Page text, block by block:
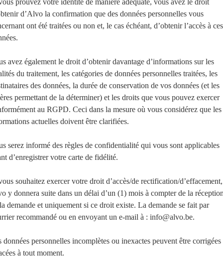
prouvez votre identité de manière adéquate, vous avez le droit
d’Alvo la confirmation que des données personnelles vous
ont été traitées ou non et, le cas échéant, d’obtenir l’accès à ces
avez également le droit d’obtenir davantage d’informations sur les
du traitement, les catégories de données personnelles traitées, les
des données, la durée de conservation de vos données (et les
permettant de la déterminer) et les droits que vous pouvez exercer
au RGPD. Ceci dans la mesure où vous considérez que les
actuelles doivent être clarifiées.
serez informé des règles de confidentialité qui vous sont applicables
d’enregistrer votre carte de fidélité.
souhaitez exercer votre droit d’accès/de rectification/d’effacement,
y donnera suite dans un délai d’un (1) mois à compter de la
demande et uniquement si ce droit existe. La demande se fait par
recommandé ou en envoyant un e-mail à : info@alvo.be.
données personnelles incomplètes ou inexactes peuvent être corrigées
à tout moment.